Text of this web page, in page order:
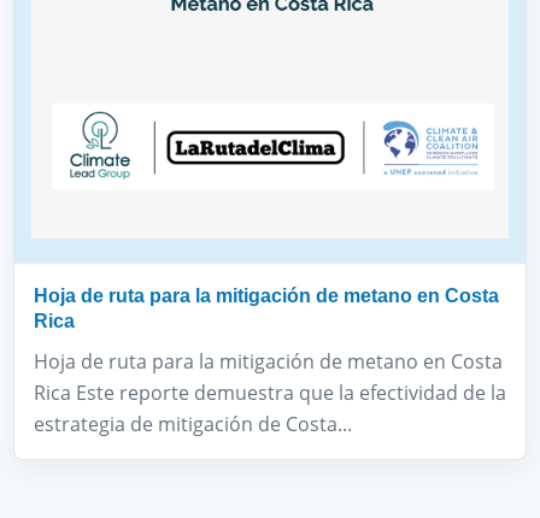
Hoja de ruta para la mitigación de metano en Costa
Rica
Hoja de ruta para la mitigación de metano en Costa
Rica Este reporte demuestra que la efectividad de la
estrategia de mitigación de Costa...